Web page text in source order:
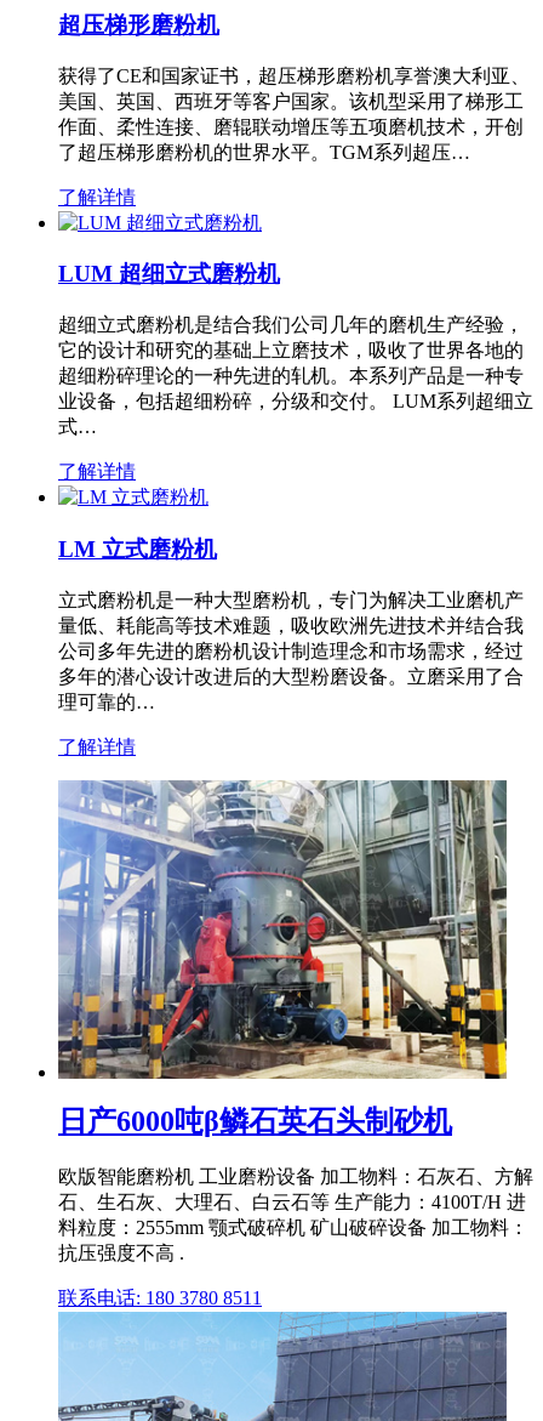
超压梯形磨粉机
获得了CE和国家证书，超压梯形磨粉机享誉澳大利亚、
美国、英国、西班牙等客户国家。该机型采用了梯形工
作面、柔性连接、磨辊联动增压等五项磨机技术，开创
了超压梯形磨粉机的世界水平。TGM系列超压…
了解详情
LUM 超细立式磨粉机
超细立式磨粉机是结合我们公司几年的磨机生产经验，
它的设计和研究的基础上立磨技术，吸收了世界各地的
超细粉碎理论的一种先进的轧机。本系列产品是一种专
业设备，包括超细粉碎，分级和交付。 LUM系列超细立
式…
了解详情
LM 立式磨粉机
立式磨粉机是一种大型磨粉机，专门为解决工业磨机产
量低、耗能高等技术难题，吸收欧洲先进技术并结合我
公司多年先进的磨粉机设计制造理念和市场需求，经过
多年的潜心设计改进后的大型粉磨设备。立磨采用了合
理可靠的…
了解详情
日产6000吨β鳞石英石头制砂机
欧版智能磨粉机 工业磨粉设备 加工物料：石灰石、方解
石、生石灰、大理石、白云石等 生产能力：4100T/H 进
料粒度：2555mm 颚式破碎机 矿山破碎设备 加工物料：
抗压强度不高 .
联系电话: 180 3780 8511